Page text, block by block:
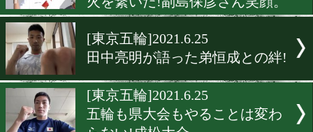
ンが初戦突破!
[東京五輪]2021.7.18
いよいよオリンピック選手
入村!
[東京五輪]2021.6.30